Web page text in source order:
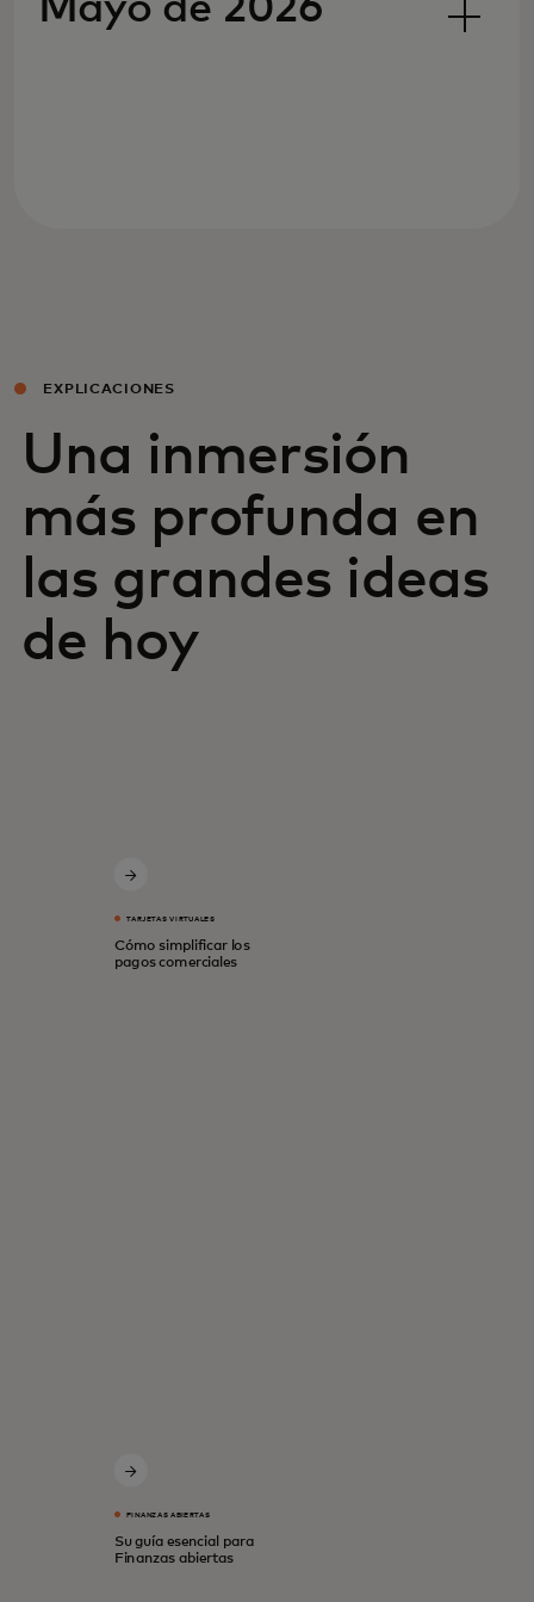
Mayo de 2026
EXPLICACIONES
Una inmersión
más profunda en
las grandes ideas
de hoy
TARJETAS VIRTUALES
Cómo simplificar los
pagos comerciales
FINANZAS ABIERTAS
Su guía esencial para
Finanzas abiertas